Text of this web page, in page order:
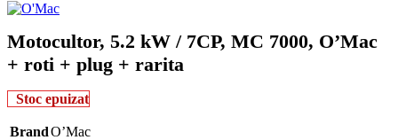
Motocultor, 5.2 kW / 7CP, MC 7000, O’Mac
+ roti + plug + rarita
Stoc epuizat
BrandO’Mac